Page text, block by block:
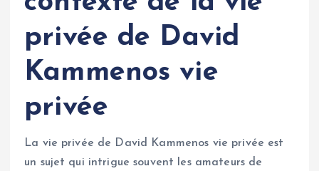
privée de David
Kammenos vie
privée
La vie privée de David Kammenos vie privée est
un sujet qui intrigue souvent les amateurs de